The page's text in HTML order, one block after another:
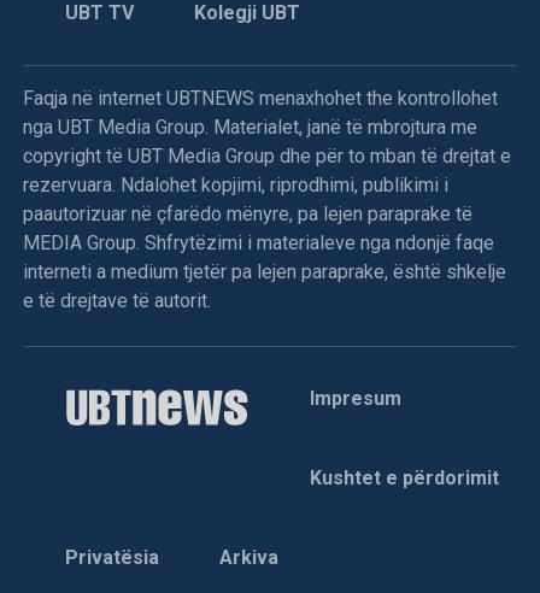
UBT TV Kolegji UBT
Faqja në internet UBTNEWS menaxhohet the kontrollohet
nga UBT Media Group. Materialet, janë të mbrojtura me
copyright të UBT Media Group dhe për to mban të drejtat e
rezervuara. Ndalohet kopjimi, riprodhimi, publikimi i
paautorizuar në çfarëdo mënyre, pa lejen paraprake të
MEDIA Group. Shfrytëzimi i materialeve nga ndonjë faqe
interneti a medium tjetër pa lejen paraprake, është shkelje
e të drejtave të autorit.
Impresum
Kushtet e përdorimit
Privatësia Arkiva